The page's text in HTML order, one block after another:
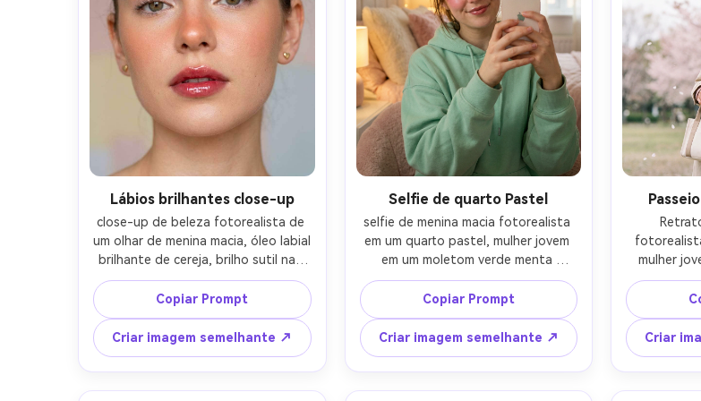
Lábios brilhantes close-up
close-up de beleza fotorealista de
um olhar de menina macia, óleo labial
brilhante de cereja, brilho sutil nas
pálpebras, rubor de pêssego
através do nariz, sobrancelhas
fofas, usando pequenos brincos de
coração, parede pastel suavemente
borrada de fundo, luz brilhante da
janela com preenchimento de salto,
disparado em Canon R5 100mm
Copiar Prompt
Criar imagem semelhante ↗
Selfie de quarto Pastel
selfie de menina macia fotorealista
em um quarto pastel, mulher jovem
em um moletom verde menta
oversized, franjas bagunçadas,
blush rosa, brilho labial, segurando o
telefone em um ângulo ligeiramente
alto, fundo com travesseiros de
pelúcia e luzes de fada, lâmpada
quente macia mais preenchimento
de janela, processamento natural
Copiar Prompt
Criar imagem semelhante ↗
mulher
creme
blush,
pétalas
disparado
tiro médio,
bokeh
Criar